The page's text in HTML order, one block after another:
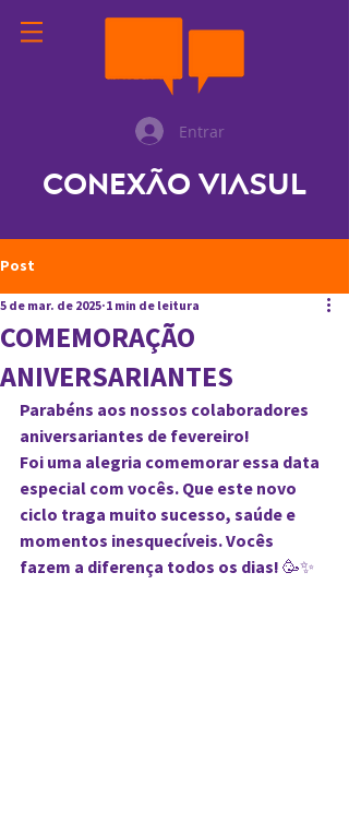
Entrar
Conexão ViaSul
Post
COMEMORAÇÃO
ANIVERSARIANTES
5 de mar. de 2025 1 min de leitura
Parabéns aos nossos colaboradores
aniversariantes de fevereiro!
Foi uma alegria comemorar essa data
especial com vocês. Que este novo
ciclo traga muito sucesso, saúde e
momentos inesquecíveis. Vocês
fazem a diferença todos os dias! 🥳✨